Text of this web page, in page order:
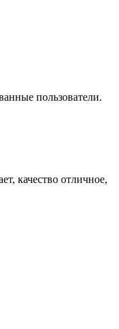
пользователи.
качество отличное,